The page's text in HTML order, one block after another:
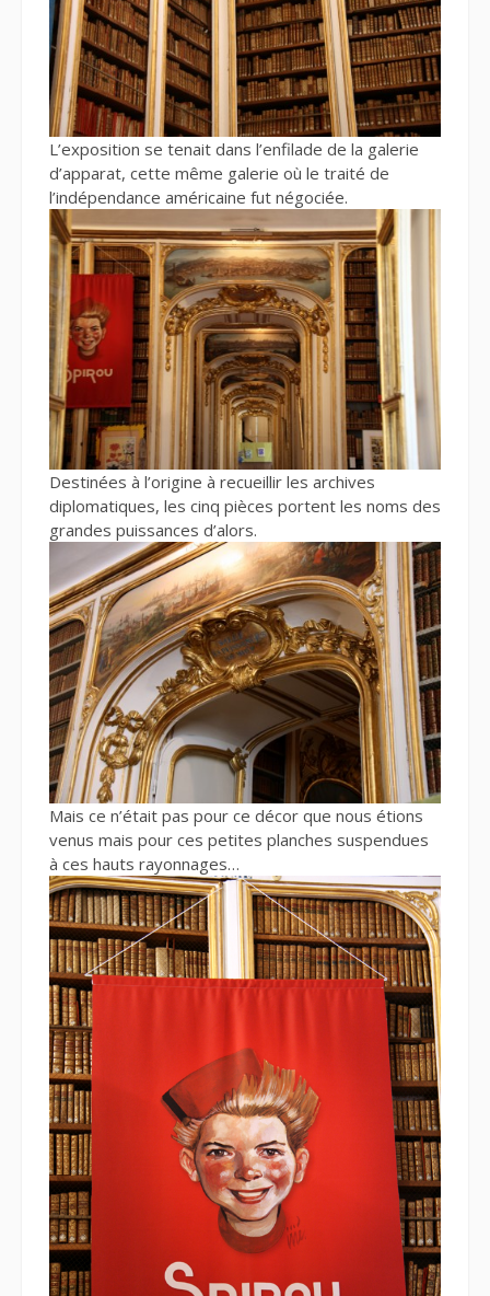
L’exposition se tenait dans l’enfilade de la galerie
d’apparat, cette même galerie où le traité de
l’indépendance américaine fut négociée.
Destinées à l’origine à recueillir les archives
diplomatiques, les cinq pièces portent les noms des
grandes puissances d’alors.
Mais ce n’était pas pour ce décor que nous étions
venus mais pour ces petites planches suspendues
à ces hauts rayonnages…